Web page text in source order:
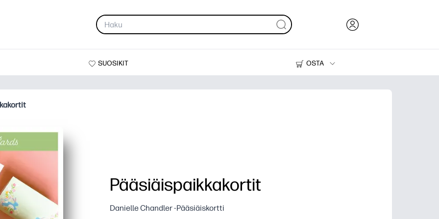
SUOSIKIT
OSTA
Tulostimet
Pääsiäispaikkakortit
Danielle Chandler -Pääsiäiskortti